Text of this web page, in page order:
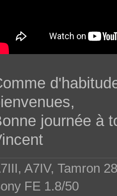
journée à
A7IV, Tamron
FE 1.8/50